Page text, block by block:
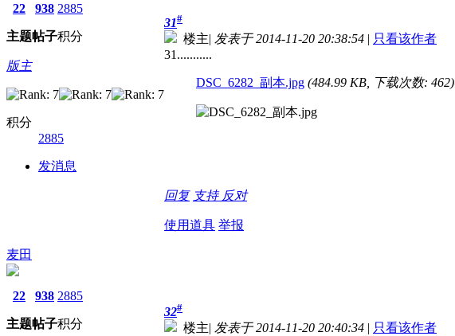
22
主题
938
帖子
2885
积分
版主
积分
2885
发消息
31#
楼主| 发表于 2014-11-20 20:38:54 | 只看该作者
31...........
DSC_6282_副本.jpg (484.99 KB, 下载次数: 462)
回复 支持 反对
使用道具 举报
麦田
22
主题
938
帖子
2885
积分
32#
楼主| 发表于 2014-11-20 20:40:34 | 只看该作者